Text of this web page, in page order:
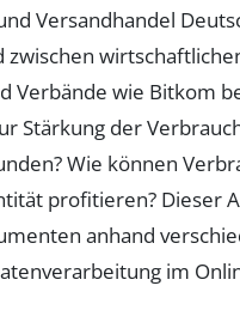
Versandhandel
zwischen
Verbände wie Bitkom
Stärkung der
Wie können
profitieren? Dieser
anhand
im